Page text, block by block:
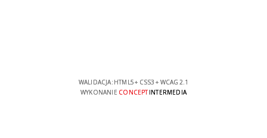
WALIDACJA: HTML5+ CSS3 + WCAG 2.1
WYKONANIE CONCEPTINTERMEDIA